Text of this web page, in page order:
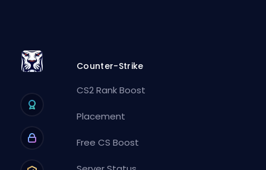
Counter-Strike
CS2 Rank Boost
Placement
Free CS Boost